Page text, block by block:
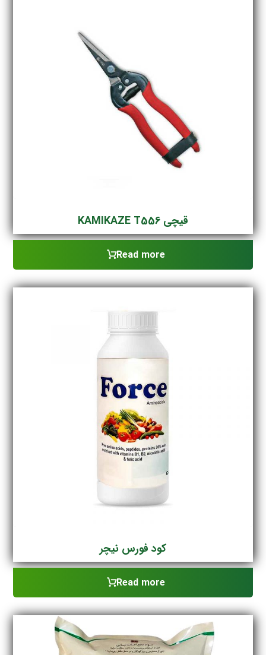
قیچی KAMIKAZE T556
Read more
کود فورس نیچر
Read more